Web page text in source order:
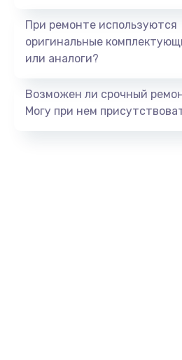
При ремонте используются
оригинальные
или аналоги?
Возможен ли срочный
Могу при нем